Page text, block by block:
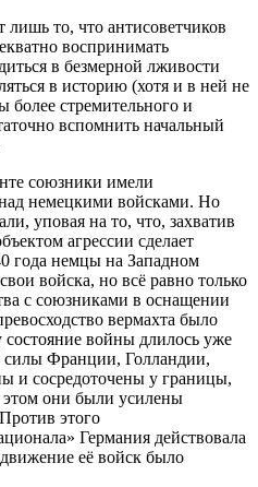
то, что антисоветчиков
воспринимать
в безмерной лживости
в историю (хотя и в ней не
более стремительного и
вспомнить начальный
союзники имели
немецкими войсками. Но
уповая на то, что, захватив
агрессии сделает
года немцы на Западном
войска, но всё равно только
с союзниками в оснащении
вермахта было
войны длилось уже
силы Франции, Голландии,
и сосредоточены у границы,
они были усилены
этого
Германия действовала
её войск было